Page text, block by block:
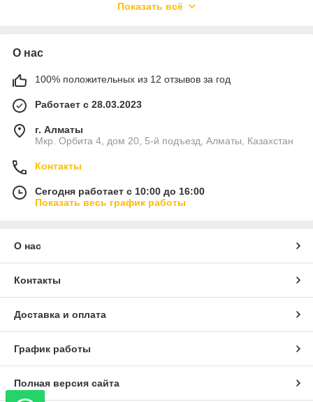
потолка в оригинальный и привлекательный
Световое оформление нового поколения, которое
дизайнеры активно используют в оформлении
помещений под современную стилистику.
LED-ленты обеспечивают нужный объем света в
любом оттенке.
Отсутствие сложности в монтаже. Главное
требование — это правильная разводка под
конструкций.
Показать всё
О нас
100% положительных из 12 отзывов за год
Работает с 28.03.2023
г. Алматы
Мкр. Орбита 4, дом 20, 5-й подъезд, Алматы, Казахстан
Контакты
Сегодня работает с 10:00 до 16:00
Показать весь график работы
О нас
Контакты
Доставка и оплата
График работы
Полная версия сайта